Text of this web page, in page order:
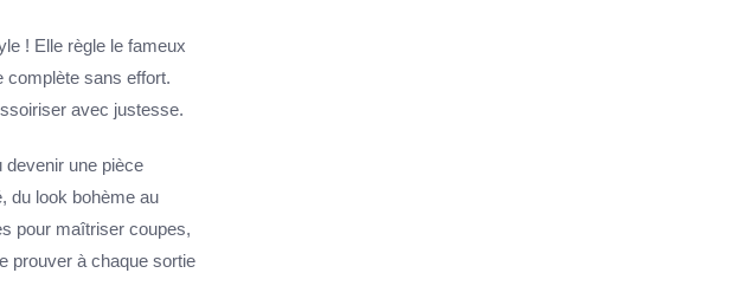
! Elle règle le fameux
complète sans effort.
avec justesse.
devenir une pièce
du look bohème au
pour maîtriser coupes,
prouver à chaque sortie